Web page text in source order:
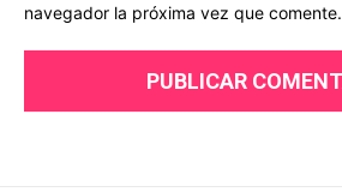
navegador la próxima vez que comente.